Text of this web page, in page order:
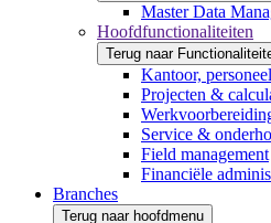
Master Data
Hoofdfunctionaliteiten
Terug naar
Kantoor,
Projecten &
Service &
Field management
Financiële
Branches
Terug naar hoofdmenu